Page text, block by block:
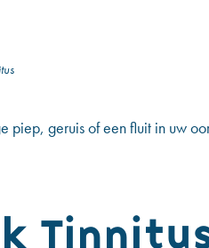
piep, geruis of een fluit in uw